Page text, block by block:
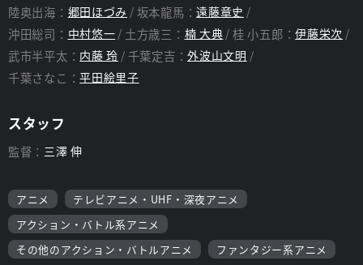
陸奥出海： 郷田ほづみ 坂本龍馬：遠藤章史
沖田総司： 中村悠一 土方歳三： 楠 大典 桂 小五郎：伊藤栄次
武市半平太： 内藤 玲 千葉定吉：外波山文明
千葉さなこ：平田絵里子
スタッフ
監督： 三澤 伸
アニメ
テレビアニメ・UHF・深夜アニメ
アクション・バトル系アニメ
その他のアクション・バトルアニメ
ファンタジー系アニメ